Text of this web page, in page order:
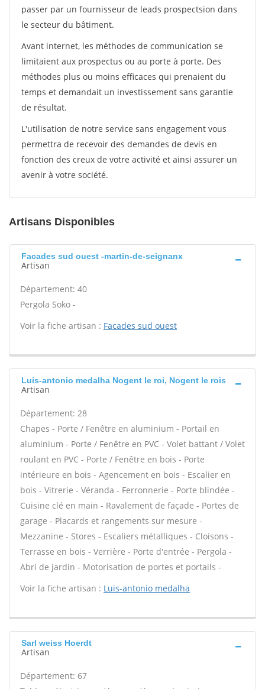
passer par un fournisseur de leads prospectsion dans
le secteur du bâtiment.
Avant internet, les méthodes de communication se
limitaient aux prospectus ou au porte à porte. Des
méthodes plus ou moins efficaces qui prenaient du
temps et demandait un investissement sans garantie
de résultat.
L'utilisation de notre service sans engagement vous
permettra de recevoir des demandes de devis en
fonction des creux de votre activité et ainsi assurer un
avenir à votre société.
Artisans Disponibles
Facades sud ouest -martin-de-seignanx
Artisan
Département: 40
Pergola Soko -
Voir la fiche artisan : Facades sud ouest
Luis-antonio medalha Nogent le roi, Nogent le rois
Artisan
Département: 28
Chapes - Porte / Fenêtre en aluminium - Portail en
aluminium - Porte / Fenêtre en PVC - Volet battant / Volet
roulant en PVC - Porte / Fenêtre en bois - Porte
intérieure en bois - Agencement en bois - Escalier en
bois - Vitrerie - Véranda - Ferronnerie - Porte blindée -
Cuisine clé en main - Ravalement de façade - Portes de
garage - Placards et rangements sur mesure -
Mezzanine - Stores - Escaliers métalliques - Cloisons -
Terrasse en bois - Verrière - Porte d'entrée - Pergola -
Abri de jardin - Motorisation de portes et portails -
Voir la fiche artisan : Luis-antonio medalha
Sarl weiss Hoerdt
Artisan
Département: 67